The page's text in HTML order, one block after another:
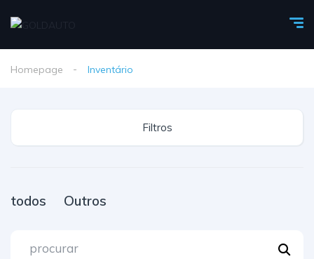
Homepage Inventário
Filtros
todos Outros